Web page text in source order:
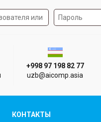
на
Узбекистан
+998 97 198 82 77
uzb@aicomp.asia
КОНТАКТЫ